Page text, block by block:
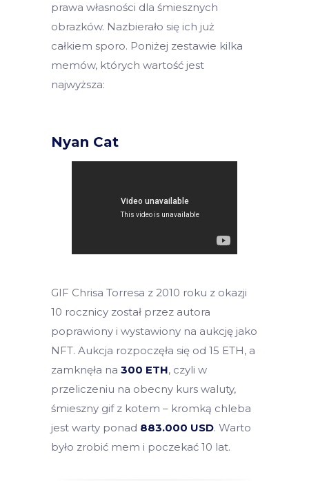
prawa własności dla śmiesznych
obrazków. Nazbierało się ich już
całkiem sporo. Poniżej zestawie kilka
memów, których wartość jest
najwyższa:
Nyan Cat
GIF Chrisa Torresa z 2010 roku z okazji
10 rocznicy został przez autora
poprawiony i wystawiony na aukcję jako
NFT. Aukcja rozpoczęła się od 15 ETH, a
zamknęła na 300 ETH, czyli w
przeliczeniu na obecny kurs waluty,
śmieszny gif z kotem – kromką chleba
jest warty ponad 883.000 USD. Warto
było zrobić mem i poczekać 10 lat.